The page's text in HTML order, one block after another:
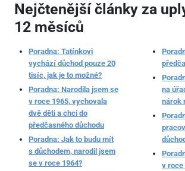
Nejčtenější články za
12 měsíců
Poradna: Tatínkovi
vychází důchod pouze 20
tisíc, jak je to možné?
Poradna: Narodila jsem se
v roce 1965, vychovala
dvě děti a chci do
předčasného důchodu
Poradna: Jak to budu mít
s důchodem, narodil jsem
se v roce 1964?
na
nárok
v roce